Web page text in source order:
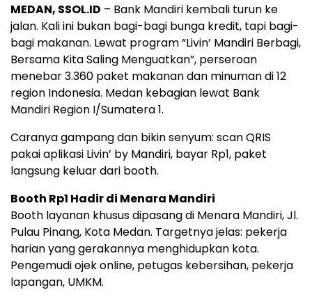
MEDAN, SSOL.ID – Bank Mandiri kembali turun ke
jalan. Kali ini bukan bagi-bagi bunga kredit, tapi bagi-
bagi makanan. Lewat program “Livin’ Mandiri Berbagi,
Bersama Kita Saling Menguatkan”, perseroan
menebar 3.360 paket makanan dan minuman di 12
region Indonesia. Medan kebagian lewat Bank
Mandiri Region I/Sumatera 1.
Caranya gampang dan bikin senyum: scan QRIS
pakai aplikasi Livin’ by Mandiri, bayar Rp1, paket
langsung keluar dari booth.
Booth Rp1 Hadir di Menara Mandiri
Booth layanan khusus dipasang di Menara Mandiri, Jl.
Pulau Pinang, Kota Medan. Targetnya jelas: pekerja
harian yang gerakannya menghidupkan kota.
Pengemudi ojek online, petugas kebersihan, pekerja
lapangan, UMKM.